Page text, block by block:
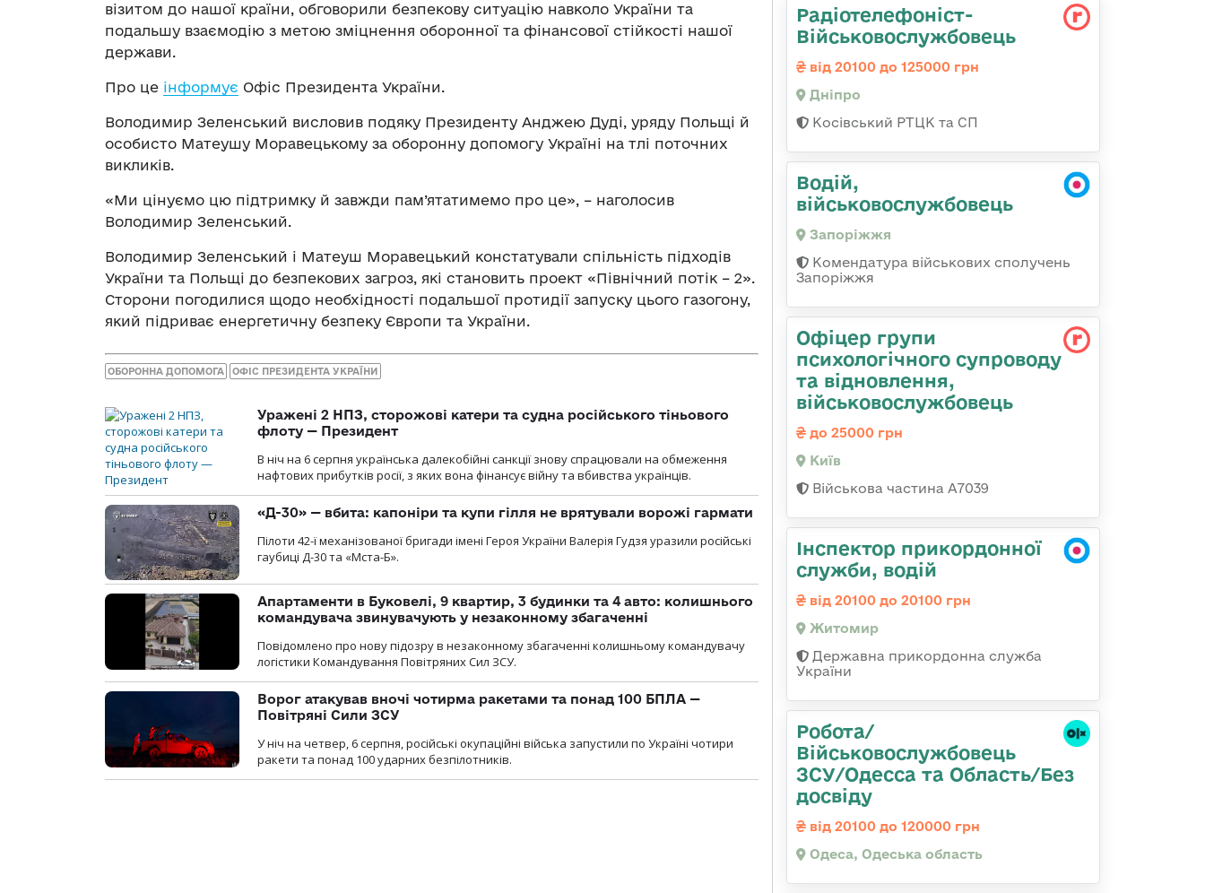
візитом до нашої країни, обговорили безпекову ситуацію навколо України та
подальшу взаємодію з метою зміцнення оборонної та фінансової стійкості нашої
держави.
Про це інформує Офіс Президента України.
Володимир Зеленський висловив подяку Президенту Анджею Дуді, уряду Польщі й
особисто Матеушу Моравецькому за оборонну допомогу Україні на тлі поточних
викликів.
«Ми цінуємо цю підтримку й завжди пам’ятатимемо про це», – наголосив
Володимир Зеленський.
Володимир Зеленський і Матеуш Моравецький констатували спільність підходів
України та Польщі до безпекових загроз, які становить проект «Північний потік – 2».
Сторони погодилися щодо необхідності подальшої протидії запуску цього газогону,
який підриває енергетичну безпеку Європи та України.
ОБОРОННА ДОПОМОГА ОФІС ПРЕЗИДЕНТА УКРАЇНИ
Уражені 2 НПЗ, сторожові катери та судна російського тіньового
флоту — Президент
В ніч на 6 серпня українська далекобійні санкції знову спрацювали на обмеження
нафтових прибутків росії, з яких вона фінансує війну та вбивства українців.
«Д-30» — вбита: капоніри та купи гілля не врятували ворожі гармати
Пілоти 42-ї механізованої бригади імені Героя України Валерія Гудзя уразили російські
гаубиці Д-30 та «Мста-Б».
Апартаменти в Буковелі, 9 квартир, 3 будинки та 4 авто: колишнього
командувача звинувачують у незаконному збагаченні
Повідомлено про нову підозру в незаконному збагаченні колишньому командувачу
логістики Командування Повітряних Сил ЗСУ.
Ворог атакував вночі чотирма ракетами та понад 100 БПЛА —
Повітряні Сили ЗСУ
У ніч на четвер, 6 серпня, російські окупаційні війська запустили по Україні чотири
ракети та понад 100 ударних безпілотників.
Радіотелефоніст-
Військовослужбовець
від 20100 до 125000 грн
Дніпро
Косівський РТЦК та СП
Водій,
військовослужбовець
Запоріжжя
Комендатура військових сполучень
Запоріжжя
Офіцер групи
психологічного супроводу
та відновлення,
військовослужбовець
до 25000 грн
Київ
Військова частина А7039
Інспектор прикордонної
служби, водій
від 20100 до 20100 грн
Житомир
Державна прикордонна служба
України
Робота/
Військовослужбовець
ЗСУ/Одесса та Область/Без
досвіду
від 20100 до 120000 грн
Одеса, Одеська область